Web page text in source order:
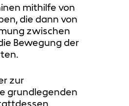
mithilfe von
die dann von
zwischen
Bewegung der
zur
grundlegenden